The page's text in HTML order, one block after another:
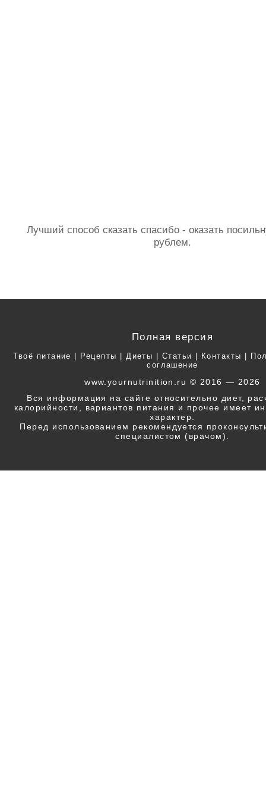
Лучший способ сказать спасибо - оказать
рублем.
Полная версия
Твоё питание | Рецепты | Диеты | Статьи | Контакты |
соглашение
www.yournutrinition.ru © 2016 — 2026
Вся информация на сайте относительно диет,
калорийности, вариантов питания и прочее имеет
характер.
Перед использованием рекомендуется
специалистом (врачом).